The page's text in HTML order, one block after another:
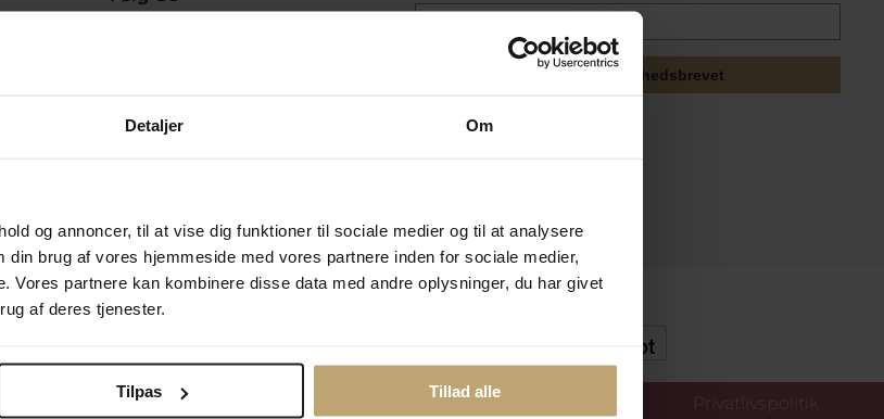
Detaljer Om
og annoncer, til at vise dig funktioner til sociale medier og til at analysere
brug af vores hjemmeside med vores partnere inden for sociale medier,
Vores partnere kan kombinere disse data med andre oplysninger, du har givet
af deres tjenester.
Tilpas Tillad alle
Tilmeld mig nyhedsbrevet
Sikker Og Tryg E-Handel
Ændr cookie-indstillinger Privatlivspolitik